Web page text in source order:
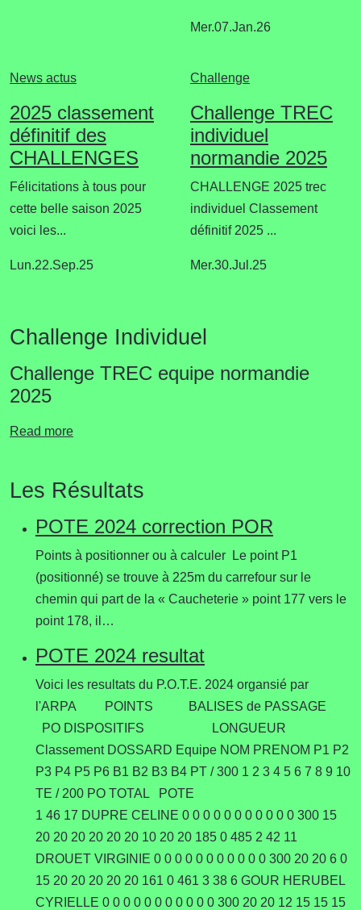
Mer.07.Jan.26
News actus
2025 classement
définitif des
CHALLENGES
Félicitations à tous pour
cette belle saison 2025
voici les...
Lun.22.Sep.25
Challenge
Challenge TREC
individuel
normandie 2025
CHALLENGE 2025 trec
individuel Classement
définitif 2025 ...
Mer.30.Jul.25
Challenge Individuel
Challenge TREC equipe normandie
2025
Read more
Les Résultats
POTE 2024 correction POR
Points à positionner ou à calculer Le point P1
(positionné) se trouve à 225m du carrefour sur le
chemin qui part de la « Caucheterie » point 177 vers le
point 178, il…
POTE 2024 resultat
Voici les resultats du P.O.T.E. 2024 organsié par
l'ARPA POINTS BALISES de PASSAGE
PO DISPOSITIFS LONGUEUR
Classement DOSSARD Equipe NOM PRENOM P1 P2
P3 P4 P5 P6 B1 B2 B3 B4 PT / 300 1 2 3 4 5 6 7 8 9 10
TE / 200 PO TOTAL POTE
1 46 17 DUPRE CELINE 0 0 0 0 0 0 0 0 0 0 0 300 15
20 20 20 20 20 20 10 20 20 185 0 485 2 42 11
DROUET VIRGINIE 0 0 0 0 0 0 0 0 0 0 0 300 20 20 6 0
15 20 20 20 20 20 161 0 461 3 38 6 GOUR HERUBEL
CYRIELLE 0 0 0 0 0 0 0 0 0 0 0 300 20 20 12 15 15 15